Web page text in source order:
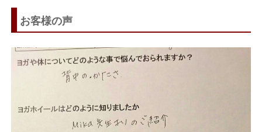
お客様の声